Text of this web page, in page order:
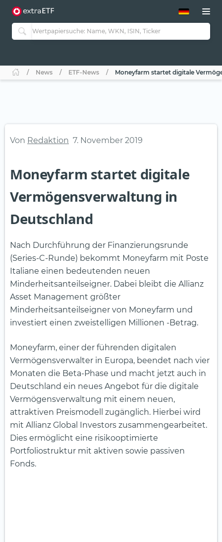
ETF-Guide 2.0
Guide Aktive ETFs
ETF-Sparpläne
News ETF-News Moneyfarm startet digitale
Von Redaktion 7. November 2019
Moneyfarm startet digitale
Vermögensverwaltung in
Deutschland
Nach Durchführung der Finanzierungsrunde
(Series-C-Runde) bekommt Moneyfarm mit Poste
Italiane einen bedeutenden neuen
Minderheitsanteilseigner. Dabei bleibt die Allianz
Asset Management größter
Minderheitsanteilseigner von Moneyfarm und
investiert einen zweistelligen Millionen -Betrag.
Moneyfarm, einer der führenden digitalen
Vermögensverwalter in Europa, beendet nach vier
Monaten die Beta-Phase und macht jetzt auch in
Deutschland ein neues Angebot für die digitale
Vermögensverwaltung mit einem neuen,
attraktiven Preismodell zugänglich. Hierbei wird
mit Allianz Global Investors zusammengearbeitet.
Dies ermöglicht eine risikooptimierte
Portfoliostruktur mit aktiven sowie passiven
Fonds.